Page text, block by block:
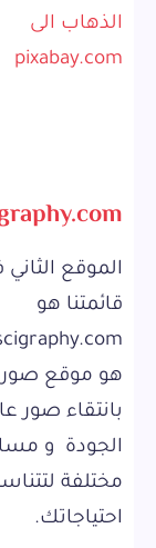
الذهاب الى
pixabay.com
الموقع الثاني
قائمتنا هو
هو موقع صور
بانتقاء صور
الجودة و
مختلفة
احتياجاتك.